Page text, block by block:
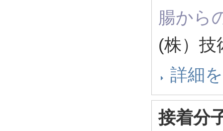
腸から
(株）
詳細
接着分